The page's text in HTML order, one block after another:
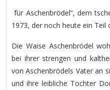
für Aschenbrödel“, dem
1973, der noch heute ein Teil
Die Waise Aschenbrödel
bei ihrer strengen und
von Aschenbrödels Vater an
und ihre leibliche Tochter